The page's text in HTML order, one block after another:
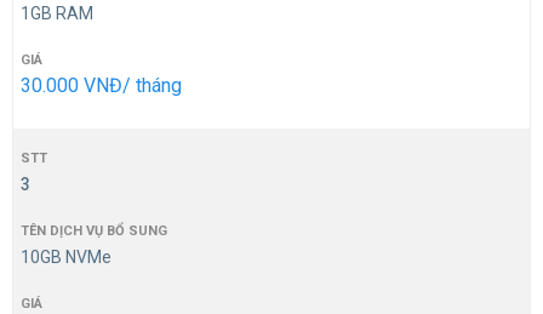
1GB RAM
30.000 VNĐ/ tháng
3
10GB NVMe